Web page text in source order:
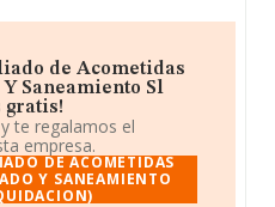
de Acometidas
Saneamiento Sl
gratis!
te regalamos el
empresa.
DE ACOMETIDAS
Y SANEAMIENTO